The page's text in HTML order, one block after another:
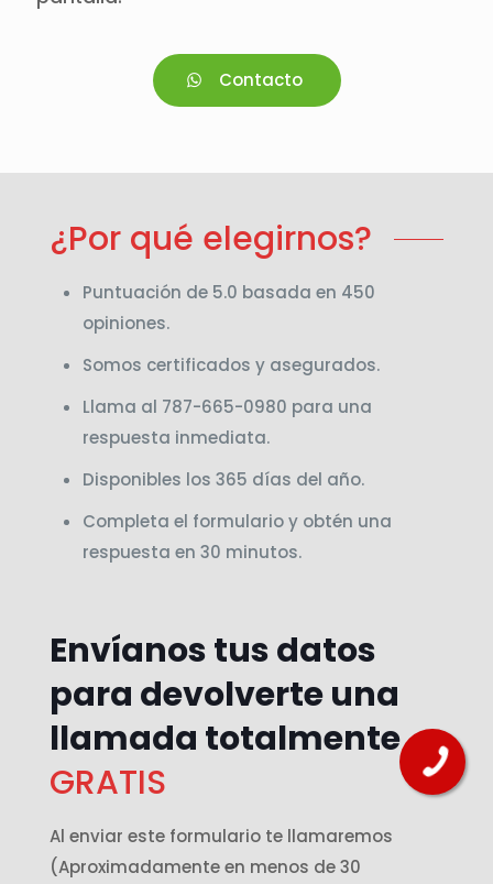
Contacto
¿Por qué elegirnos?
Puntuación de 5.0 basada en 450
opiniones.
Somos certificados y asegurados.
Llama al 787-665-0980 para una
respuesta inmediata.
Disponibles los 365 días del año.
Completa el formulario y obtén una
respuesta en 30 minutos.
Envíanos tus datos
para devolverte una
llamada totalmente
GRATIS
Al enviar este formulario te llamaremos
(Aproximadamente en menos de 30